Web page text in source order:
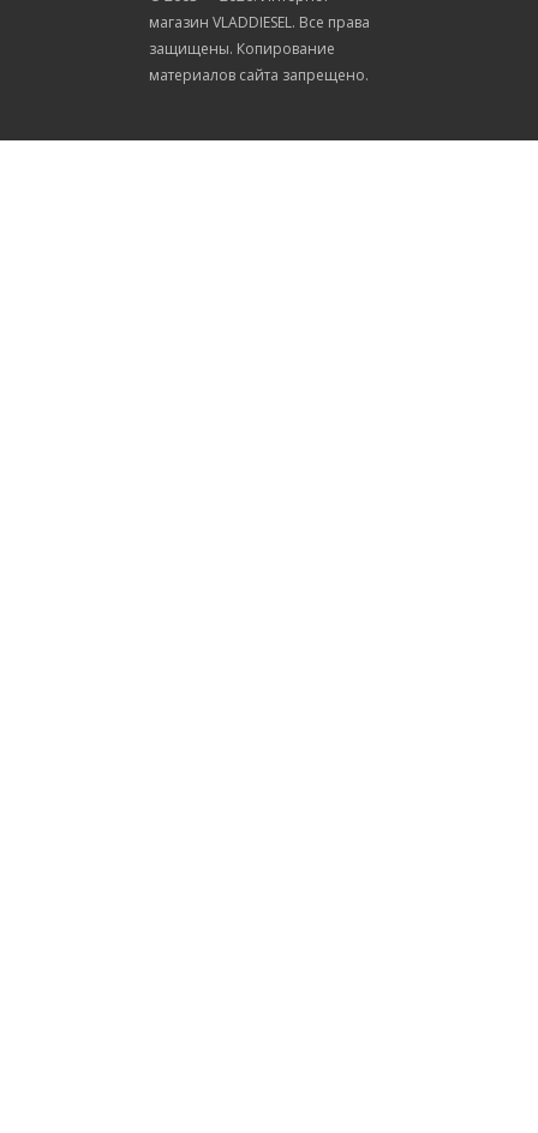
магазин VLADDIESEL. Все права
защищены. Копирование
материалов сайта запрещено.